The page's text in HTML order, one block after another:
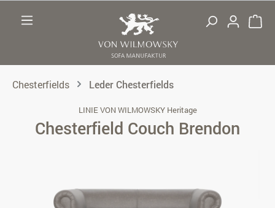
Chesterfields Leder Chesterfields
LINIE VON WILMOWSKY Heritage
Chesterfield Couch Brendon